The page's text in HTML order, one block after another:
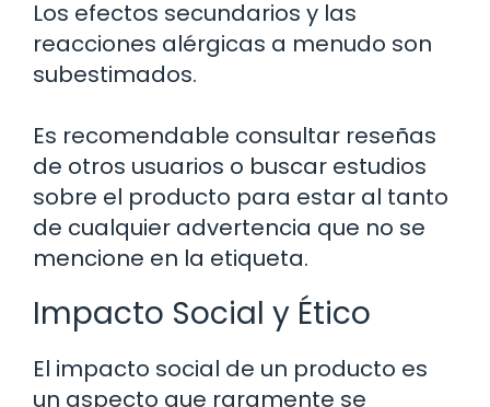
Los efectos secundarios y las
reacciones alérgicas a menudo son
subestimados.
Es recomendable consultar reseñas
de otros usuarios o buscar estudios
sobre el producto para estar al tanto
de cualquier advertencia que no se
mencione en la etiqueta.
Impacto Social y Ético
El impacto social de un producto es
un aspecto que raramente se